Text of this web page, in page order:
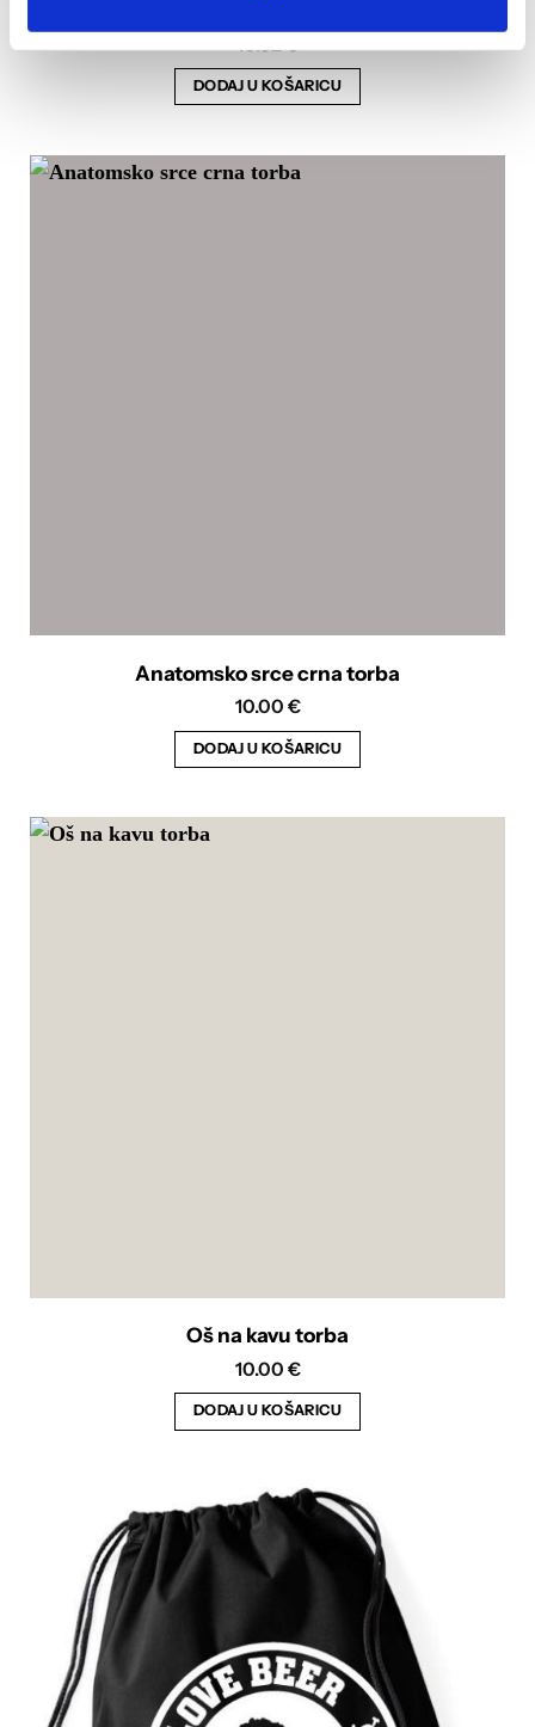
DODAJ U KOŠARICU
Anatomsko srce crna torba
10.00 €
DODAJ U KOŠARICU
Oš na kavu torba
10.00 €
DODAJ U KOŠARICU